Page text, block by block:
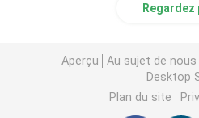
Regardez
Aperçu Au sujet de nous
Desktop
Plan du site